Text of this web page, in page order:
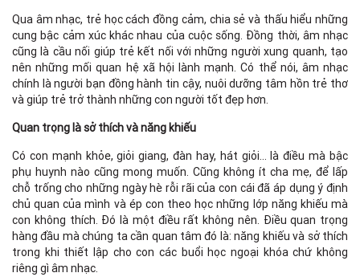
Qua âm nhạc, trẻ học cách đồng cảm, chia sẻ và thấu hiểu những
cung bậc cảm xúc khác nhau của cuộc sống. Đồng thời, âm nhạc
cũng là cầu nối giúp trẻ kết nối với những người xung quanh, tạo
nên những mối quan hệ xã hội lành mạnh. Có thể nói, âm nhạc
chính là người bạn đồng hành tin cậy, nuôi dưỡng tâm hồn trẻ thơ
và giúp trẻ trở thành những con người tốt đẹp hơn.
Quan trọng là sở thích và năng khiếu
Có con mạnh khỏe, giỏi giang, đàn hay, hát giỏi… là điều mà bậc
phụ huynh nào cũng mong muốn. Cũng không ít cha mẹ, để lấp
chỗ trống cho những ngày hè rỗi rãi của con cái đã áp dụng ý định
chủ quan của mình và ép con theo học những lớp năng khiếu mà
con không thích. Đó là một điều rất không nên. Điều quan trọng
hàng đầu mà chúng ta cần quan tâm đó là: năng khiếu và sở thích
trong khi thiết lập cho con các buổi học ngoại khóa chứ không
riêng gì âm nhạc.